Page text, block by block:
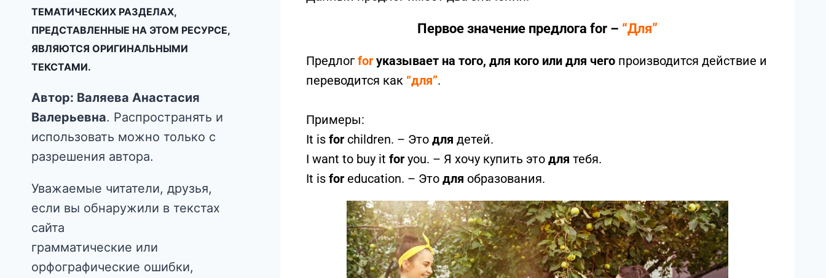
Первое значение предлога for – “Для”
Предлогfor указывает на того, для кого или для чегопроизводится действие и
переводится как “для”.
Примеры:
It is forchildren. – Это для детей.
I want to buy it foryou. – Я хочу купить это для тебя.
It is foreducation. – Это для образования.
ТЕМАТИЧЕСКИХ РАЗДЕЛАХ,
ПРЕДСТАВЛЕННЫЕ НА ЭТОМ РЕСУРСЕ,
ЯВЛЯЮТСЯ ОРИГИНАЛЬНЫМИ
ТЕКСТАМИ.
Автор: Валяева Анастасия
Валерьевна. Распространять и
использовать можно только с
разрешения автора.
Уважаемые читатели, друзья,
если вы обнаружили в текстах
сайта
грамматические или
орфографические ошибки,